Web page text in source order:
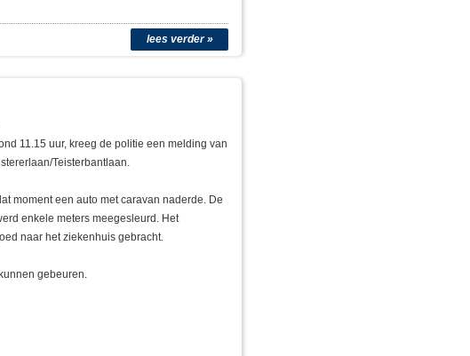
lees verder »
11.15 uur, kreeg de politie een melding van
Teisterbantlaan.
moment een auto met caravan naderde. De
enkele meters meegesleurd. Het
naar het ziekenhuis gebracht.
gebeuren.